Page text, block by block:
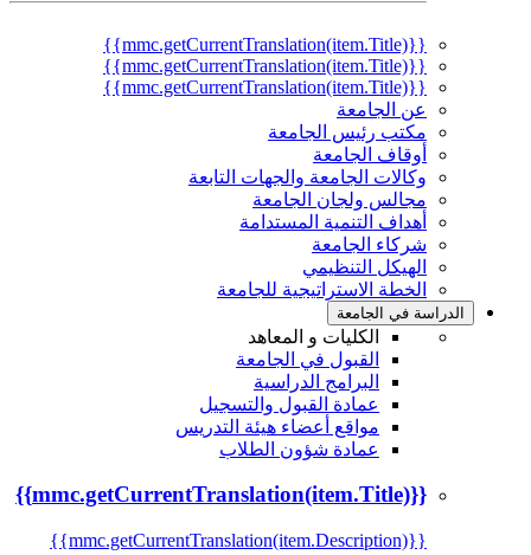
{{mmc.getCurrentTranslation(item.Title)}}
{{mmc.getCurrentTranslation(item.Title)}}
{{mmc.getCurrentTranslation(item.Title)}}
عن الجامعة
مكتب رئيس الجامعة
أوقاف الجامعة
وكالات الجامعة والجهات التابعة
مجالس ولجان الجامعة
أهداف التنمية المستدامة
شركاء الجامعة
الهيكل التنظيمي
الخطة الاستراتيجية للجامعة
الدراسة في الجامعة
الكليات و المعاهد
القبول في الجامعة
البرامج الدراسية
عمادة القبول والتسجيل
مواقع أعضاء هيئة التدريس
عمادة شؤون الطلاب
{{mmc.getCurrentTranslation(item.Title)}}
{{mmc.getCurrentTranslation(item.Description)}}